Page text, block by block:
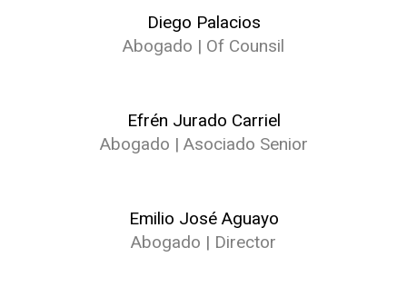
Diego Palacios
Abogado | Of Counsil
Efrén Jurado Carriel
Abogado | Asociado Senior
Emilio José Aguayo
Abogado | Director